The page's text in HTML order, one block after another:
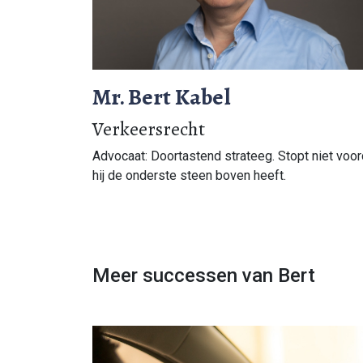
Mr. Bert Kabel
Verkeersrecht
Advocaat: Doortastend strateeg. Stopt niet
hij de onderste steen boven heeft.
Meer successen van Bert